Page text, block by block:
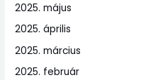
2025. május
2025. április
2025. március
2025. február